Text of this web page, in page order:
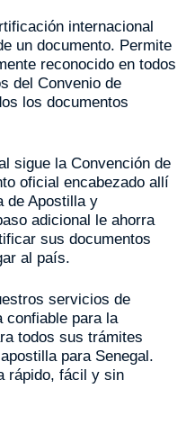
internacional
un documento. Permite
reconocido en todos
del Convenio de
los documentos
sigue la Convención de
oficial encabezado allí
de Apostilla y
adicional le ahorra
sus documentos
al país.
servicios de
confiable para la
todos sus trámites
para Senegal.
rápido, fácil y sin